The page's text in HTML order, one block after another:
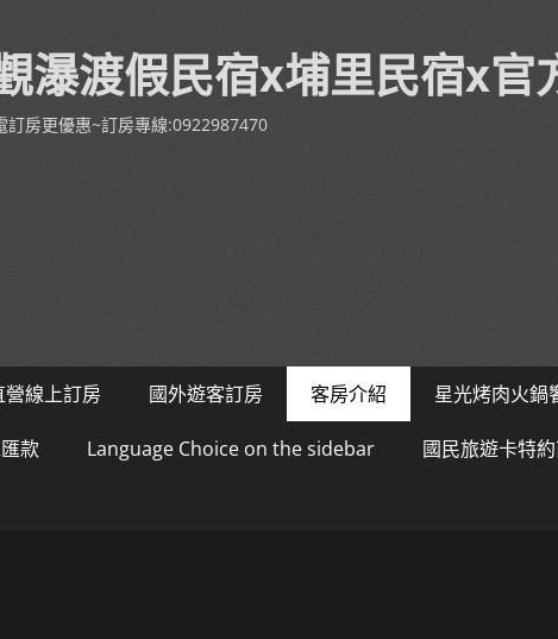
瀑渡假民宿x埔里民宿x官
房更優惠~訂房專線:0922987470
營線上訂房 國外遊客訂房 客房介紹 星光烤肉火鍋
款 Language Choice on the sidebar 國民旅遊卡特